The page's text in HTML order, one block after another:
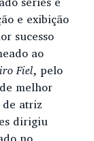
e exibição
sucesso
ao
Fiel, pelo
melhor
de atriz
dirigiu
no